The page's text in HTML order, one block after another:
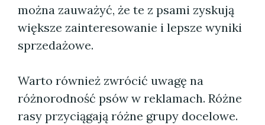
można zauważyć, że te z psami zyskują
większe zainteresowanie i lepsze wyniki
sprzedażowe.
Warto również zwrócić uwagę na
różnorodność psów w reklamach. Różne
rasy przyciągają różne grupy docelowe.